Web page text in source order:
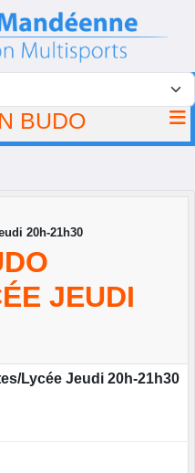
BUDO
20h-21h30
JEUDI
Lycée Jeudi 20h-21h30